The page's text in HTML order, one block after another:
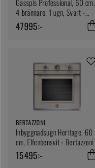
Gasspis Professional, 60 cm,
4 brännare, 1 ugn, Svart -
Bertazzoni
47995:-
BERTAZZONI
Inbyggnadsugn Heritage, 60
cm, Elfenbensvit - Bertazzoni
15495:-